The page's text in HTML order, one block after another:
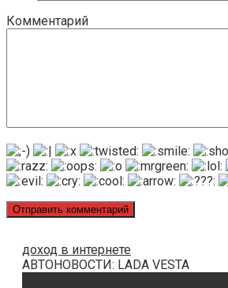
Комментарий
доход в интернете
АВТОНОВОСТИ: LADA VESTA